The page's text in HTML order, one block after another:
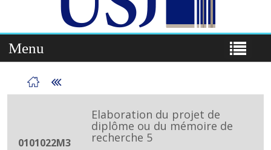
Menu
0101022M3
Elaboration du projet de
diplôme ou du mémoire de
recherche 5